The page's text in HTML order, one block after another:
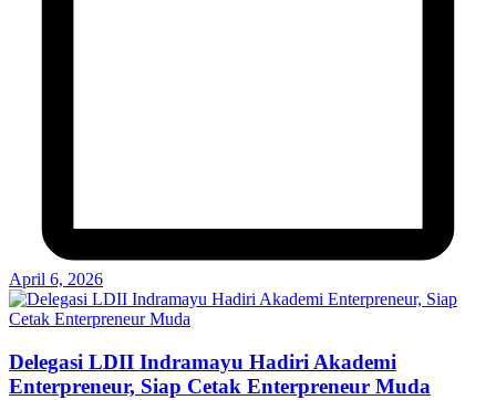
April 6, 2026
Delegasi LDII Indramayu Hadiri Akademi
Enterpreneur, Siap Cetak Enterpreneur Muda